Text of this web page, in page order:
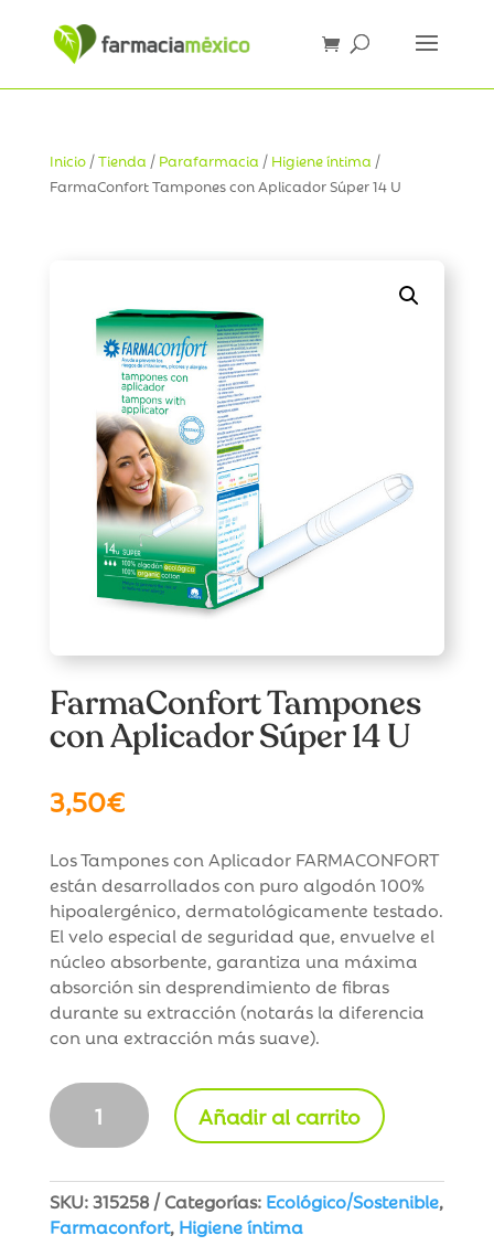
Inicio/Tienda / Parafarmacia / Higiene íntima /
FarmaConfort Tampones con Aplicador Súper 14 U
FarmaConfort Tampones
con Aplicador Súper 14 U
3,50€
Los Tampones con Aplicador FARMACONFORT
están desarrollados con puro algodón 100%
hipoalergénico, dermatológicamente testado.
El velo especial de seguridad que, envuelve el
núcleo absorbente, garantiza una máxima
absorción sin desprendimiento de fibras
durante su extracción (notarás la diferencia
con una extracción más suave).
FarmaConfort
Tampones
con
Súper
14
Añadir al carrito
SKU:315258 Categorías: Ecológico/Sostenible,
Farmaconfort, Higiene íntima